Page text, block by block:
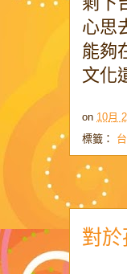
剩下
心思
能夠
文化
on 10月
標籤：
對